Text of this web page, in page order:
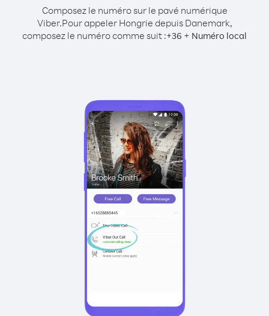
Composez le numéro sur le pavé numérique
Viber.Pour appeler Hongrie depuis Danemark,
composez le numéro comme suit :+36 + Numéro local